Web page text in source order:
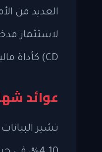
العديد من
CD) كأداة مالية تقدم عوائد ثابتة ومجزية مقارنة بالحسابات الادخارية التقليدية.
عوائد
تشير